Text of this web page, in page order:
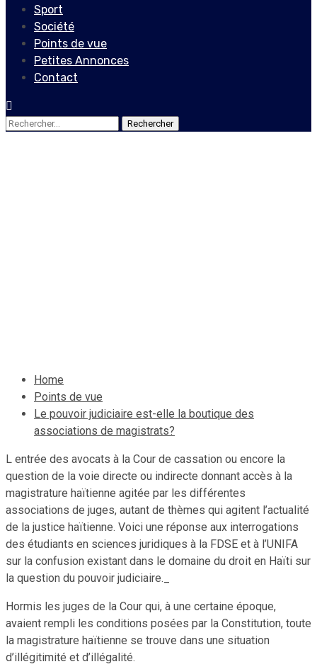
Sport
Société
Points de vue
Petites Annonces
Contact
Rechercher :
Home
Points de vue
Le pouvoir judiciaire est-elle la boutique des
associations de magistrats?
L entrée des avocats à la Cour de cassation ou encore la
question de la voie directe ou indirecte donnant accès à la
magistrature haïtienne agitée par les différentes
associations de juges, autant de thèmes qui agitent l’actualité
de la justice haïtienne. Voici une réponse aux interrogations
des étudiants en sciences juridiques à la FDSE et à l’UNIFA
sur la confusion existant dans le domaine du droit en Haïti sur
la question du pouvoir judiciaire._
Hormis les juges de la Cour qui, à une certaine époque,
avaient rempli les conditions posées par la Constitution, toute
la magistrature haïtienne se trouve dans une situation
d’illégitimité et d’illégalité.